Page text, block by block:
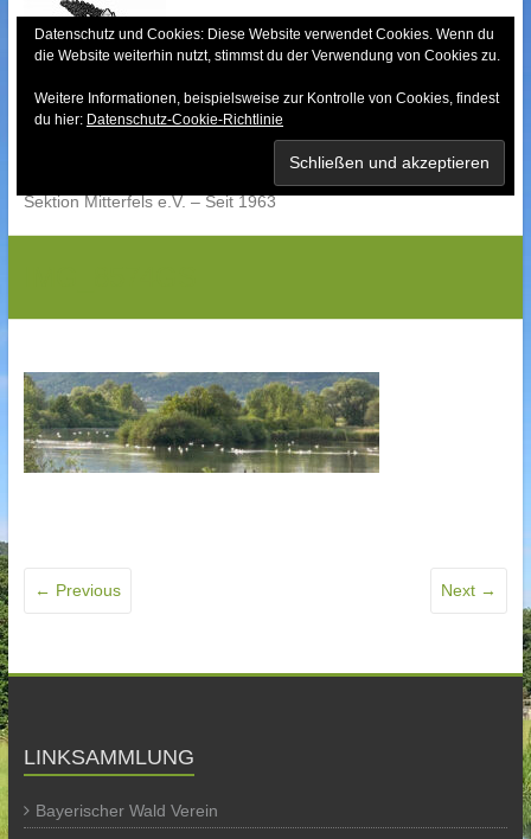
content
Bayerischer Wald-
Sektion Mitterfels e.V. – Seit 1963
← Previous Next →
LINKSAMMLUNG
Bayerischer Wald Verein
Datenschutz und Cookies: Diese Website verwendet Cookies. Wenn du
die Website weiterhin nutzt, stimmst du der Verwendung von Cookies zu.
Weitere Informationen, beispielsweise zur Kontrolle von Cookies, findest
du hier: Datenschutz-Cookie-Richtlinie